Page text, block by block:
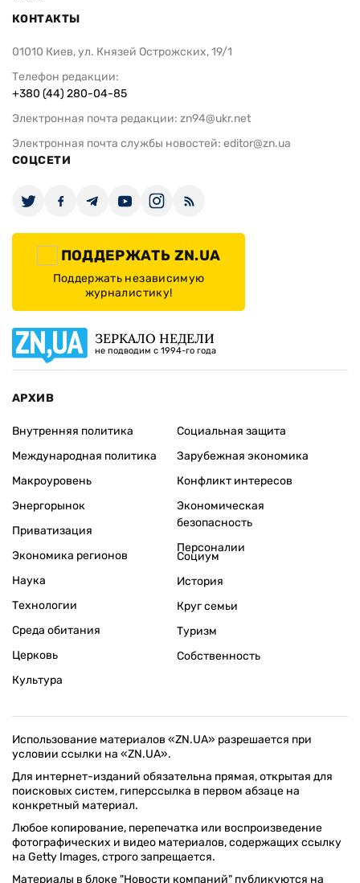
КОНТАКТЫ
01010 Киев, ул. Князей Острожских, 19/1
Телефон редакции:
+380 (44) 280-04-85
Электронная почта редакции: zn94@ukr.net
Электронная почта службы новостей: editor@zn.ua
СОЦСЕТИ
ПОДДЕРЖАТЬ ZN.UA
Поддержать независимую
журналистику!
ЗЕРКАЛО НЕДЕЛИ
не подводим с 1994-го года
АРХИВ
Внутренняя политика
Международная политика
Макроуровень
Энергорынок
Приватизация
Экономика регионов
Социальная защита
Зарубежная экономика
Конфликт интересов
Экономическая
безопасность
Персоналии
Наука
Технологии
Среда обитания
Церковь
Культура
Социум
История
Круг семьи
Туризм
Собственность
Использование материалов «ZN.UA» разрешается при
условии ссылки на «ZN.UA».
Для интернет-изданий обязательна прямая, открытая для
поисковых систем, гиперссылка в первом абзаце на
конкретный материал.
Любое копирование, перепечатка или воспроизведение
фотографических и видео материалов, содержащих ссылку
на Getty Images, строго запрещается.
Материалы в блоке "Новости компаний" публикуются на